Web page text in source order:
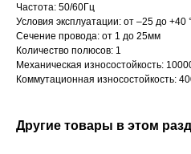
Частота: 50/60Гц
Условия эксплуатации: от –25 до +40
Сечение провода: от 1 до 25мм
Количество полюсов: 1
Механическая износостойкость:
Коммутационная износостойкость:
Другие товары в этом